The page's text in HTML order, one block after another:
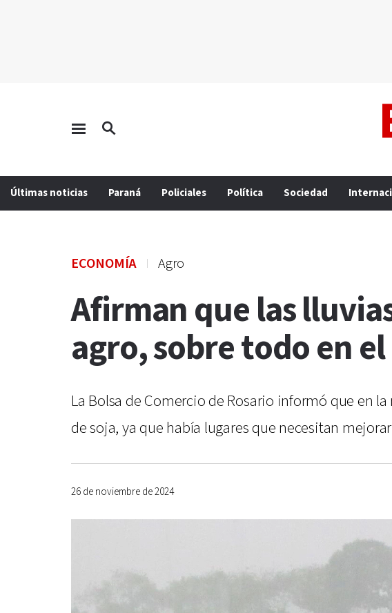
Últimas noticias Paraná Policiales Política Sociedad
ECONOMÍA Agro
Afirman que las
agro, sobre todo en el
La Bolsa de Comercio de Rosario informó que en
de soja, ya que había lugares que necesitan
26 de noviembre de 2024